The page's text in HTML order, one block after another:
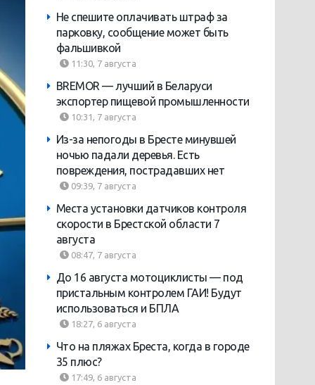
Не спешите оплачивать штраф за
парковку, сообщение может быть
фальшивкой
11:30, 7 августа
BREMOR — лучший в Беларуси
экспортер пищевой промышленности
10:31, 7 августа
Из-за непогоды в Бресте минувшей
ночью падали деревья. Есть
повреждения, пострадавших нет
09:39, 7 августа
Места установки датчиков контроля
скорости в Брестской области 7
августа
08:47, 7 августа
До 16 августа мотоциклисты — под
пристальным контролем ГАИ! Будут
использоваться и БПЛА
18:27, 6 августа
Что на пляжах Бреста, когда в городе
35 плюс?
17:49, 6 августа